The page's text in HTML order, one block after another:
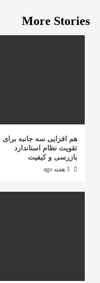
More Stories
هم افزایی سه جانبه برای
تقویت نظام استاندارد
بازرسی و کیفیت